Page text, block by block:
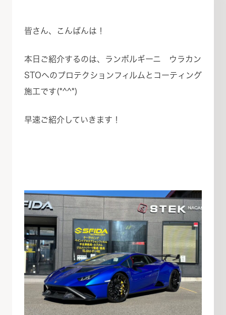
皆さん、こんばんは！
本日ご紹介するのは、ランボルギーニ ウラカン
STOへのプロテクションフィルムとコーティング
施工です(*^^*)
早速ご紹介していきます！